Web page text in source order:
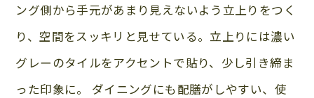
ング側から手元があまり見えないよう立上りをつく
り、空間をスッキリと見せている。立上りには濃い
グレーのタイルをアクセントで貼り、少し引き締ま
った印象に。 ダイニングにも配膳がしやすい、使